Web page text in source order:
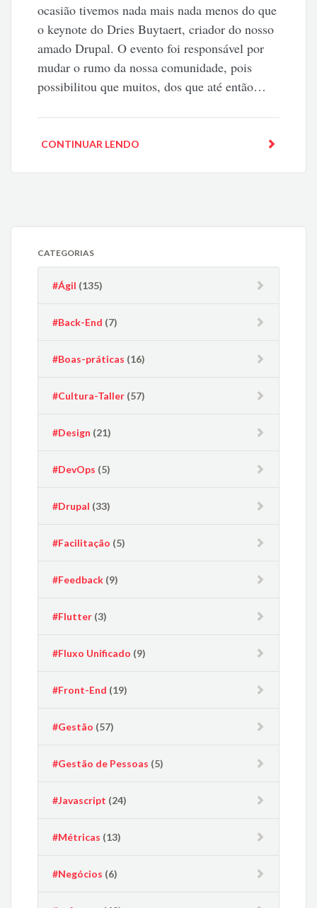
ocasião tivemos nada mais nada menos do que
o keynote do Dries Buytaert, criador do nosso
amado Drupal. O evento foi responsável por
mudar o rumo da nossa comunidade, pois
possibilitou que muitos, dos que até então…
CONTINUAR LENDO
CATEGORIAS
#Ágil (135)
#Back-End (7)
#Boas-práticas (16)
#Cultura-Taller (57)
#Design (21)
#DevOps (5)
#Drupal (33)
#Facilitação (5)
#Feedback (9)
#Flutter (3)
#Fluxo Unificado (9)
#Front-End (19)
#Gestão (57)
#Gestão de Pessoas (5)
#Javascript (24)
#Métricas (13)
#Negócios (6)